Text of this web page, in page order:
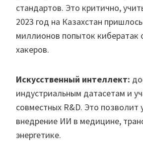
стандартов. Это критично,
2023 год на Казахстан
миллионов попыток кибератак
хакеров.
Искусственный интеллект:
индустриальным датасетам и
совместных R&D. Это позволит
внедрение ИИ в медицине,
энергетике.